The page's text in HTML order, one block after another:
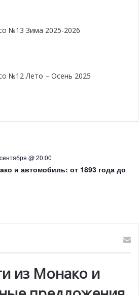
№13 Зима 2025-2026
№12 Лето – Осень 2025
@ 20:00
и автомобиль: от 1893 года до
из Монако и